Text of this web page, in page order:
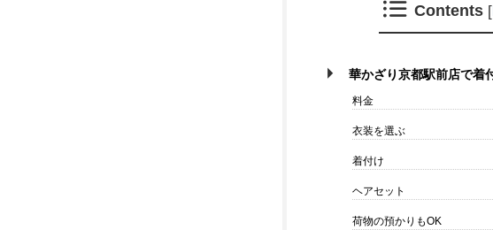
Contents [
華かざり京都駅前店で着
料金
衣装を選ぶ
着付け
ヘアセット
荷物の預かりもOK